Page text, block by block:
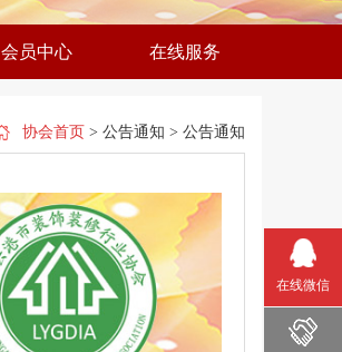
会员中心 在线服务
协会首页 > 公告通知 > 公告通知
在线微信